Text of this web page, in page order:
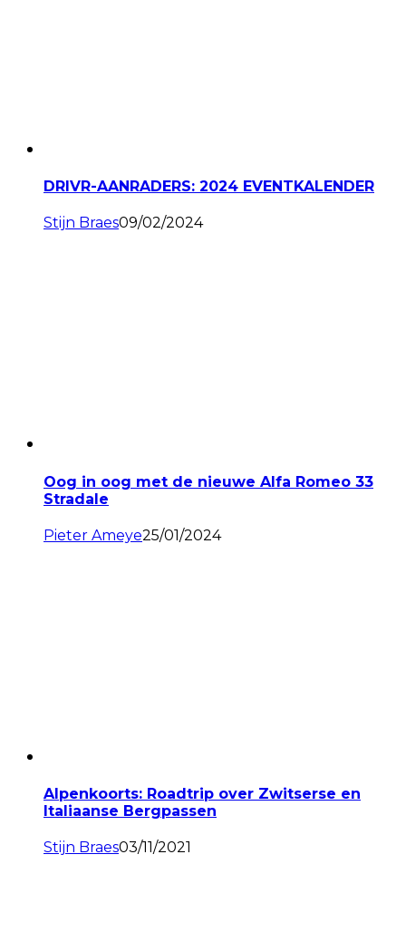
DRIVR-AANRADERS: 2024 EVENTKALENDER
Stijn Braes09/02/2024
Oog in oog met de nieuwe Alfa Romeo 33
Stradale
Pieter Ameye25/01/2024
Alpenkoorts: Roadtrip over Zwitserse en
Italiaanse Bergpassen
Stijn Braes03/11/2021